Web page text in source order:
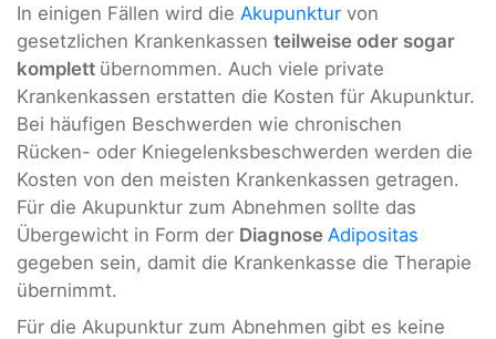
In einigen Fällen wird die Akupunktur von
gesetzlichen Krankenkassen teilweise oder sogar
komplett übernommen. Auch viele private
Krankenkassen erstatten die Kosten für Akupunktur.
Bei häufigen Beschwerden wie chronischen
Rücken- oder Kniegelenksbeschwerden werden die
Kosten von den meisten Krankenkassen getragen.
Für die Akupunktur zum Abnehmen sollte das
Übergewicht in Form der Diagnose Adipositas
gegeben sein, damit die Krankenkasse die Therapie
übernimmt.
Für die Akupunktur zum Abnehmen gibt es keine